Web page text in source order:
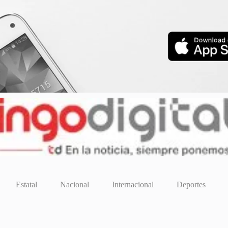
Estatal Nacional Internacional Deportes